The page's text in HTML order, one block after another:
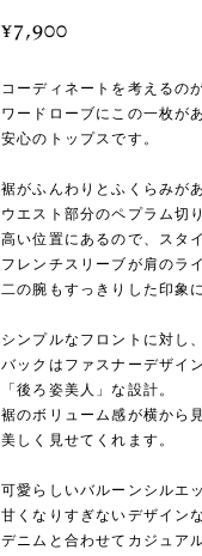
¥7,900
コーディネートを考えるの
ワードローブにこの一枚が
安心のトップスです。
裾がふんわりとふくらみが
ウエスト部分のペプラム切
高い位置にあるので、スタ
フレンチスリーブが肩のラ
二の腕もすっきりした印象に
シンプルなフロントに対し、
バックはファスナーデザイ
「後ろ姿美人」な設計。
裾のボリューム感が横から
美しく見せてくれます。
可愛らしいバルーンシルエ
甘くなりすぎないデザイン
デニムと合わせてカジュア